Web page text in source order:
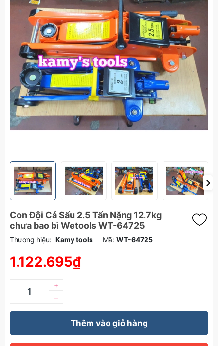
Con Đội Cá Sấu 2.5 Tấn Nặng 12.7kg
chưa bao bì Wetools WT-64725
Thương hiệu: Kamy tools Mã: WT-64725
1.122.695₫
–
+
Thêm vào giỏ hàng